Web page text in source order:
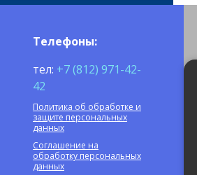
Телефоны:
тел: +7 (812) 971-42-
42
Политика об обработке и
защите персональных
данных
Соглашение на
обработку персональных
данных